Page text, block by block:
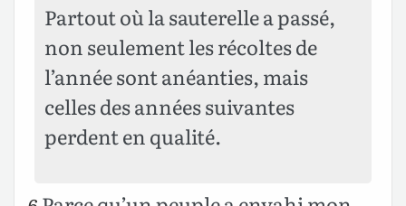
Partout où la sauterelle a passé,
non seulement les récoltes de
l’année sont anéanties, mais
celles des années suivantes
perdent en qualité.